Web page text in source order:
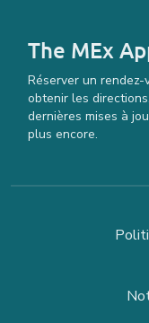
The MEx
Réserver un rendez-
obtenir les
dernières mises à
plus encore.